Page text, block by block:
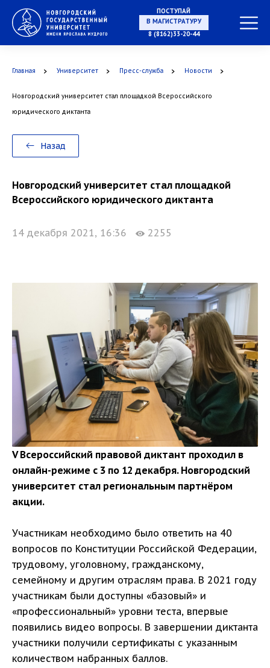
ПОСТУПАЙ
В МАГИСТРАТУРУ
8 (8162)33-20-44
Главная Университет Пресс-служба Новости
Новгородский университет стал площадкой Всероссийского
юридического диктанта
Назад
Новгородский университет стал площадкой
Всероссийского юридического диктанта
14 декабря 2021, 16:36 2255
V Всероссийский правовой диктант проходил в
онлайн-режиме с 3 по 12 декабря. Новгородский
университет стал региональным партнёром
акции.
Участникам необходимо было ответить на 40
вопросов по Конституции Российской Федерации,
трудовому, уголовному, гражданскому,
семейному и другим отраслям права. В 2021 году
участникам были доступны «базовый» и
«профессиональный» уровни теста, впервые
появились видео вопросы. В завершении диктанта
участники получили сертификаты с указанным
количеством набранных баллов.